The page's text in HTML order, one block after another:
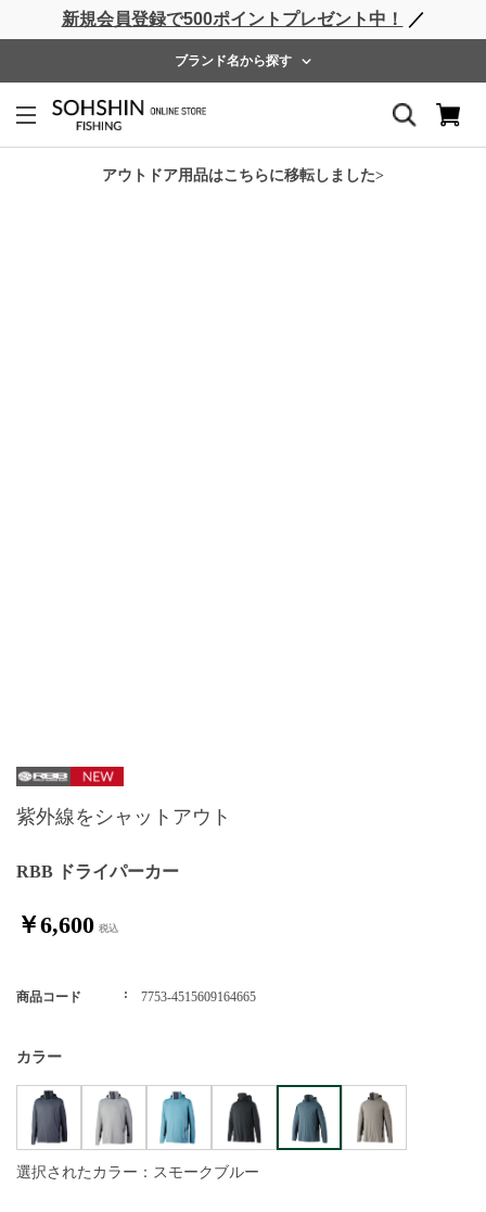
新規会員登録で500ポイントプレゼント中！ ／
ブランド名から探す
アウトドア用品はこちらに移転しました>
ライフベスト ウェーダー レインウェア フットウェア
ホーム > RBB >
RBB ドライパーカー
紫外線をシャットアウト
￥6,600
商品コード 7753-4515609164665
カラー
選択されたカラー：スモークブルー